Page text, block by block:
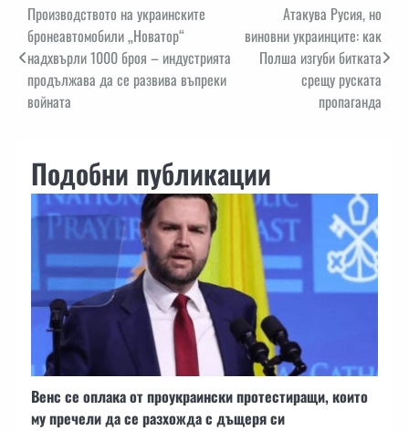
Навигация
Производството на украинските
бронеавтомобили „Новатор“
надхвърли 1000 броя – индустрията
продължава да се развива въпреки
войната
Атакува Русия, но
виновни украинците: как
Полша изгуби битката
срещу руската
пропаганда
Подобни публикации
Венс се оплака от проукраински протестиращи, които
му пречели да се разхожда с дъщеря си